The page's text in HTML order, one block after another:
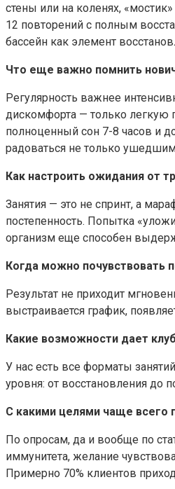
стены или на коленях,
12 повторений с полным
бассейн как элемент
Что еще важно помнить
Регулярность важнее
дискомфорта — только легкую
полноценный сон 7-8 часов и
радоваться не только
Как настроить ожидания от
Занятия — это не спринт, а
постепенность. Попытка
организм еще способен
Когда можно почувствовать
Результат не приходит
выстраивается график,
Какие возможности дает
У нас есть все форматы
уровня: от восстановления до
С какими целями чаще всего
По опросам, да и вообще по
иммунитета, желание
Примерно 70% клиентов